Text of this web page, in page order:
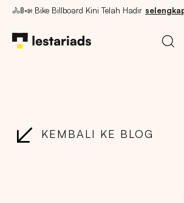
🚴🚦📣 Bike Billboard Kini Telah Hadir
KEMBALI KE BLOG